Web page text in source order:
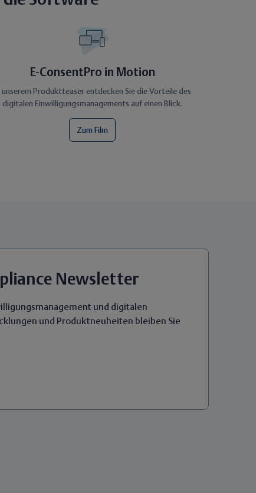
E-ConsentPro in Motion
unserem Produktteaser entdecken Sie die Vorteile des
digitalen Einwilligungsmanagements auf einen Blick.
Zum Film
Newsletter
und digitalen
und Produktneuheiten bleiben Sie